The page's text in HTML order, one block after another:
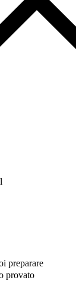
preparare
provato